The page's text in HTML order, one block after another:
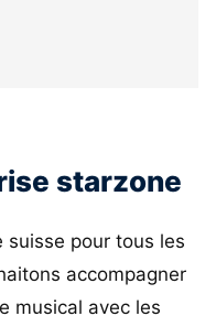
starzone
suisse pour tous les
accompagner
musical avec les